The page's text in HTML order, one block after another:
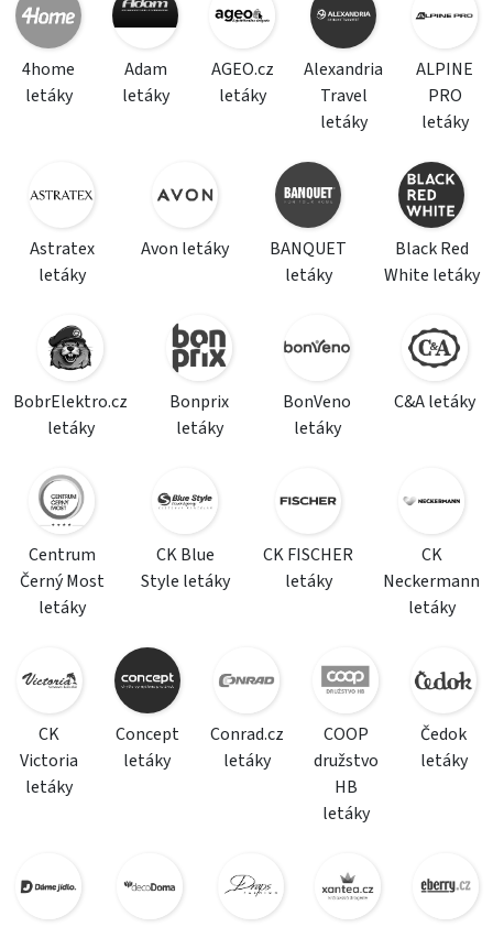
4home
letáky
Adam
letáky
AGEO.cz
letáky
Alexandria
Travel
letáky
ALPINE
PRO
letáky
Astratex
letáky
Avon letáky
BANQUET
letáky
Black Red
White letáky
BobrElektro.cz
letáky
Bonprix
letáky
BonVeno
letáky
C&A letáky
Centrum
Černý Most
letáky
CK Blue
Style letáky
CK FISCHER
letáky
CK
Neckermann
letáky
CK
Victoria
letáky
Concept
letáky
Conrad.cz
letáky
COOP
družstvo
HB
letáky
Čedok
letáky